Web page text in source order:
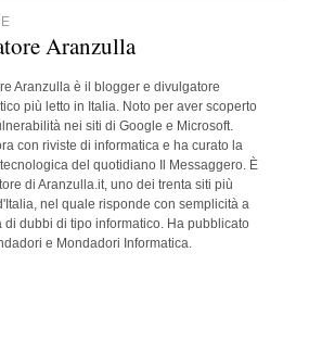
Aranzulla
Aranzulla è il blogger e divulgatore
più letto in Italia. Noto per aver scoperto
nei siti di Google e Microsoft.
con riviste di informatica e ha curato la
del quotidiano Il Messaggero. È
di Aranzulla.it, uno dei trenta siti più
nel quale risponde con semplicità a
di dubbi di tipo informatico. Ha pubblicato
e Mondadori Informatica.